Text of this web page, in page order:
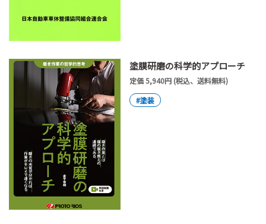
塗膜研磨の科学的アプローチ
定価 5,940円 (税込、送料無料)
#塗装